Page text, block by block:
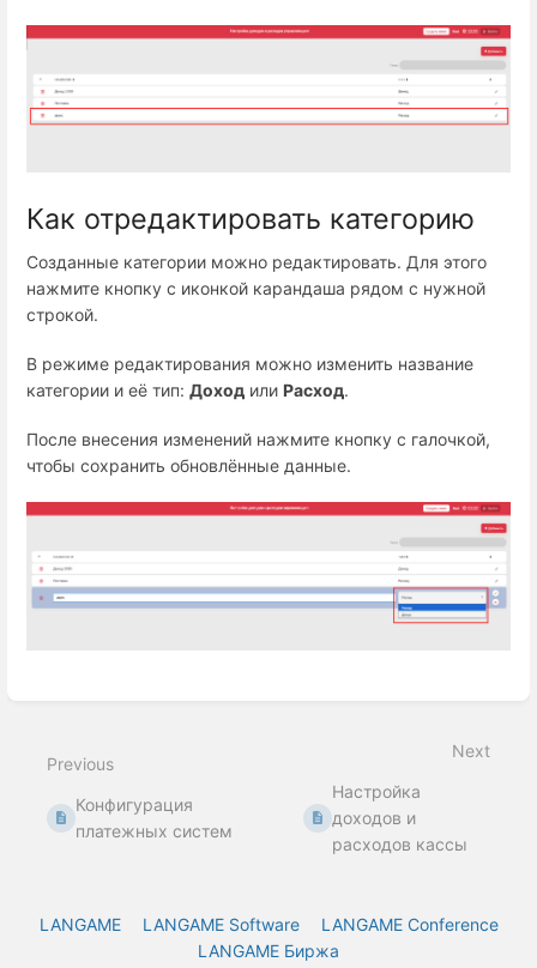
Как отредактировать категорию
Созданные категории можно редактировать. Для этого
нажмите кнопку с иконкой карандаша рядом с нужной
строкой.
В режиме редактирования можно изменить название
категории и её тип: Доход или Расход.
После внесения изменений нажмите кнопку с галочкой,
чтобы сохранить обновлённые данные.
mode
Previous
Конфигурация
платежных систем
Next
Настройка
доходов и
расходов кассы
LANGAME LANGAME Software
LANGAME Conference
LANGAME Биржа